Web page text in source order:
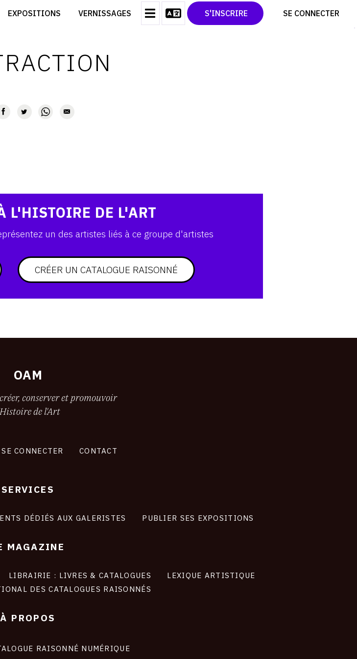
EXPOSITIONS VERNISSAGES S'INSCRIRE SE CONNECTER
CATALOGUE D'EXPO
CONTACT
CGU
TWITTER
PINTEREST
L'HISTOIRE DE L'ART
un des artistes liés à ce groupe d'artistes
CRÉER UN CATALOGUE RAISONNÉ
OAM
conserver et promouvoir
de l'Art
SE CONNECTER CONTACT
SERVICES
DÉDIÉS AUX GALERISTES PUBLIER SES EXPOSITIONS
MAGAZINE
LIBRAIRIE : LIVRES & CATALOGUES
LEXIQUE ARTISTIQUE
DES CATALOGUES RAISONNÉS
À PROPOS
RAISONNÉ NUMÉRIQUE